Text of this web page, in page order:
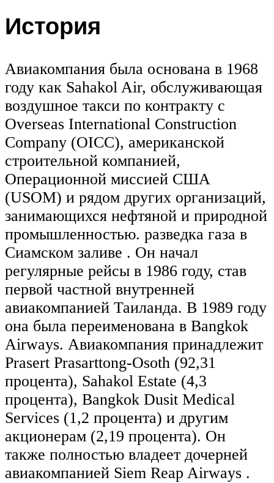
История
Авиакомпания была основана в 1968
году как Sahakol Air, обслуживающая
воздушное такси по контракту с
Overseas International Construction
Company (OICC), американской
строительной компанией,
Операционной миссией США
(USOM) и рядом других организаций,
занимающихся нефтяной и природной
промышленностью. разведка газа в
Сиамском заливе . Он начал
регулярные рейсы в 1986 году, став
первой частной внутренней
авиакомпанией Таиланда. В 1989 году
она была переименована в Bangkok
Airways. Авиакомпания принадлежит
Prasert Prasarttong-Osoth (92,31
процента), Sahakol Estate (4,3
процента), Bangkok Dusit Medical
Services (1,2 процента) и другим
акционерам (2,19 процента). Он
также полностью владеет дочерней
авиакомпанией Siem Reap Airways .